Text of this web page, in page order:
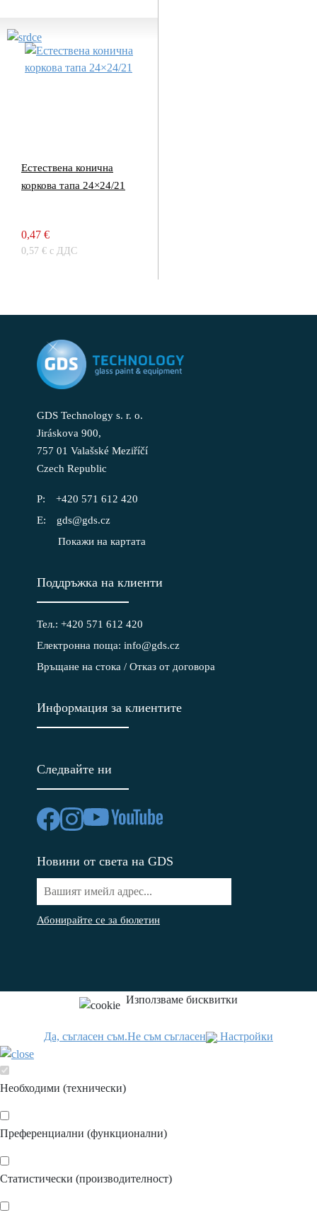
Естествена конична
коркова тапа 24×24/21
0,47 €
0,57 € с ДДС
GDS Technology s. r. o.
Jiráskova 900,
757 01 Valašské Meziříčí
Czech Republic
+420 571 612 420
gds@gds.cz
Покажи на картата
Поддръжка на клиенти
Тел.: +420 571 612 420
Електронна поща: info@gds.cz
Връщане на стока / Отказ от договора
Информация за клиентите
Следвайте ни
Новини от света на GDS
Абонирайте се за бюлетин
Използваме бисквитки
Да, съгласен съм.Не съм съгласен Настройки
Необходими (технически)
Преференциални (функционални)
Статистически (производителност)